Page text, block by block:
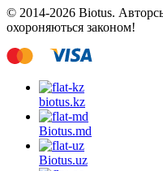
© 2014-2026 Biotus.
охороняються законом!
biotus.kz
Biotus.md
Biotus.uz